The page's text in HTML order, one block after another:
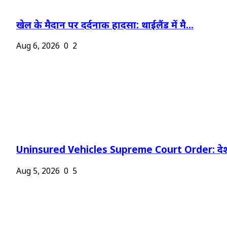
खेल के मैदान पर दर्दनाक हादसा: थाईलैंड में मै...
Aug 6, 2026 0 2
Uninsured Vehicles Supreme Court Order:
Aug 5, 2026 0 5